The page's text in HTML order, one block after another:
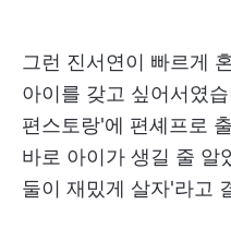
그런 진서연이 빠르게
아이를 갖고 싶어서였
편스토랑'에 편셰프로
바로 아이가 생길 줄 알
둘이 재밌게 살자'라고